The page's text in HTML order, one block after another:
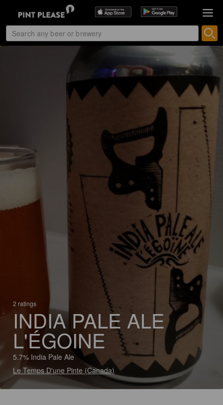
2 ratings
INDIA PALE ALE
L'ÉGOINE
5.7% India Pale Ale
Le Temps D'une Pinte (Canada)